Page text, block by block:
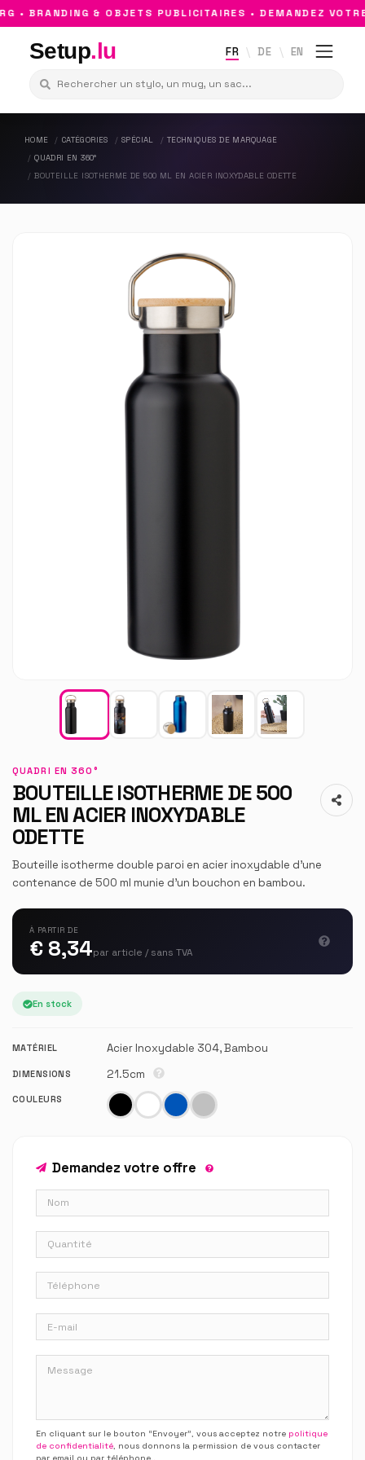
• BRANDING & OBJETS PUBLICITAIRES • DEMANDEZ VOTRE
Setup.lu FR DE EN
HOME CATÉGORIES SPÉCIAL
TECHNIQUES DE MARQUAGE
QUADRI EN 360°
BOUTEILLE ISOTHERME DE 500 ML EN ACIER INOXYDABLE ODETTE
QUADRI EN 360°
BOUTEILLE ISOTHERME DE 500
ML EN ACIER INOXYDABLE
ODETTE
Bouteille isotherme double paroi en acier inoxydable d'une
contenance de 500 ml munie d'un bouchon en bambou.
À PARTIR DE
€ 8,34par article / sans TVA
En stock
MATÉRIEL Acier Inoxydable 304, Bambou
DIMENSIONS 21.5cm
COULEURS
Demandez votre offre
En cliquant sur le bouton “Envoyer”, vous acceptez notre politique
de confidentialité, nous donnons la permission de vous contacter